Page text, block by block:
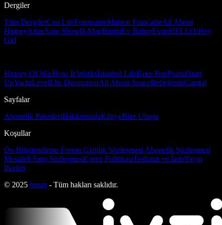
Dergiler
Tüm DergilerCeo LifeFormsanteMaison FrançaiseAll About
HistoryAtlasAuto ShowB-MagBurdaEv BahçeEvimHELLO!Hey
Girl
History Of WarHow It Worksİstanbul LifeKore PopPozitifStart
UpYachtLevelElle DecorationAll About SpaceBebeğimleCapital
Sayfalar
Abonelik PaketleriHakkımızdaKünyeBize Ulaşın
Koşullar
Ön Bilgilendirme Formu Gizlilik Sözleşmesi Abonelik Sözleşmesi
Mesafeli Satış SözleşmesiÇerez PolitikasıTeslimat ve İadeYayın
İlkeleri
© 2025 bmag - Tüm hakları saklıdır.